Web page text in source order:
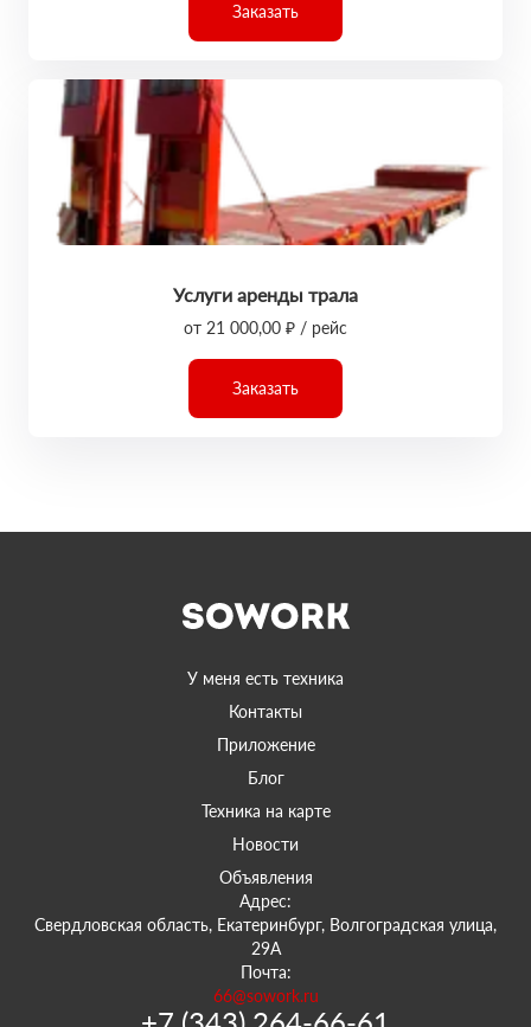
Заказать
Услуги аренды трала
от 21 000,00 ₽ / рейс
Заказать
У меня есть техника
Контакты
Приложение
Блог
Техника на карте
Новости
Объявления
Адрес:
Свердловская область, Екатеринбург, Волгоградская улица,
29А
Почта:
66@sowork.ru